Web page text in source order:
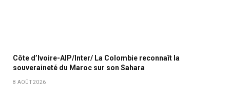
Côte d’Ivoire-AIP/Inter/ La Colombie reconnaît la
souveraineté du Maroc sur son Sahara
8 AOÛT 2026